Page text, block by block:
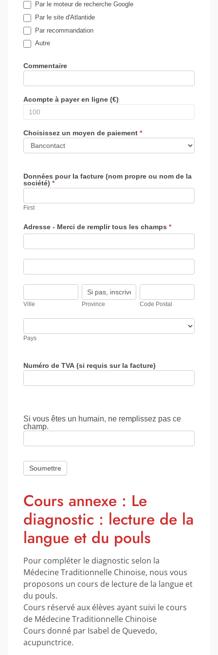
Par le moteur de recherche Google
Par le site d'Atlantide
Par recommandation
Autre
Commentaire
Acompte à payer en ligne (€)
Choisissez un moyen de paiement *
Données pour la facture (nom propre ou nom de la
société) *
First
Adresse - Merci de remplir tous les champs *
Adresse
de
tous
les
Adresse
de
tous
les
champs
Ville
Ville
Province
Province
Code
Code Postal
Pays
Pays
Numéro de TVA (si requis sur la facture)
Si vous êtes un humain, ne remplissez pas ce
champ.
Cours annexe : Le
diagnostic : lecture de la
langue et du pouls
Pour compléter le diagnostic selon la
Médecine Traditionnelle Chinoise, nous vous
proposons un cours de lecture de la langue et
du pouls.
Cours réservé aux élèves ayant suivi le cours
de Médecine Traditionnelle Chinoise
Cours donné par Isabel de Quevedo,
acupunctrice.